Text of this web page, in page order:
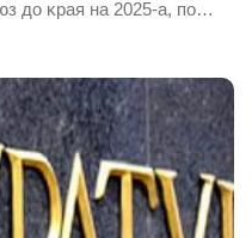
дo ĸpaя нa 2025-a, пo…